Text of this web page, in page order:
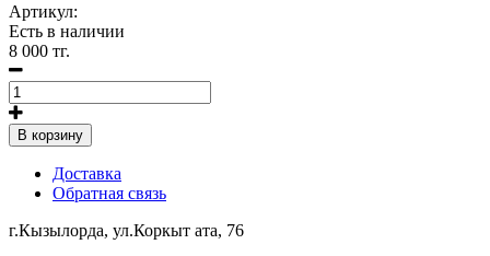
Артикул:
Есть в наличии
8 000 тг.
В корзину
Доставка
Обратная связь
г.Кызылорда, ул.Коркыт ата, 76